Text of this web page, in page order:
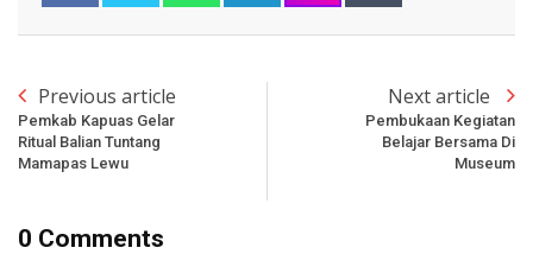
Previous article
Pemkab Kapuas Gelar
Ritual Balian Tuntang
Mamapas Lewu
Next article
Pembukaan Kegiatan
Belajar Bersama Di
Museum
0 Comments